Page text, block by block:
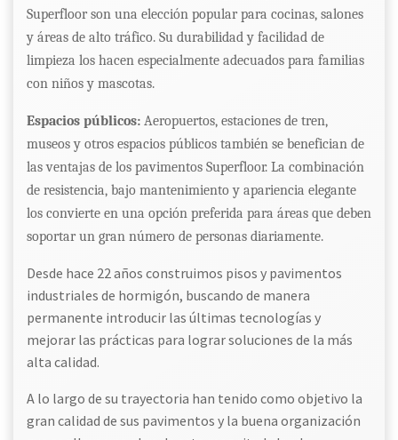
Superfloor son una elección popular para cocinas, salones
y áreas de alto tráfico. Su durabilidad y facilidad de
limpieza los hacen especialmente adecuados para familias
con niños y mascotas.
Espacios públicos: Aeropuertos, estaciones de tren,
museos y otros espacios públicos también se benefician de
las ventajas de los pavimentos Superfloor. La combinación
de resistencia, bajo mantenimiento y apariencia elegante
los convierte en una opción preferida para áreas que deben
soportar un gran número de personas diariamente.
Desde hace 22 años construimos pisos y pavimentos
industriales de hormigón, buscando de manera
permanente introducir las últimas tecnologías y
mejorar las prácticas para lograr soluciones de la más
alta calidad.
A lo largo de su trayectoria han tenido como objetivo la
gran calidad de sus pavimentos y la buena organización